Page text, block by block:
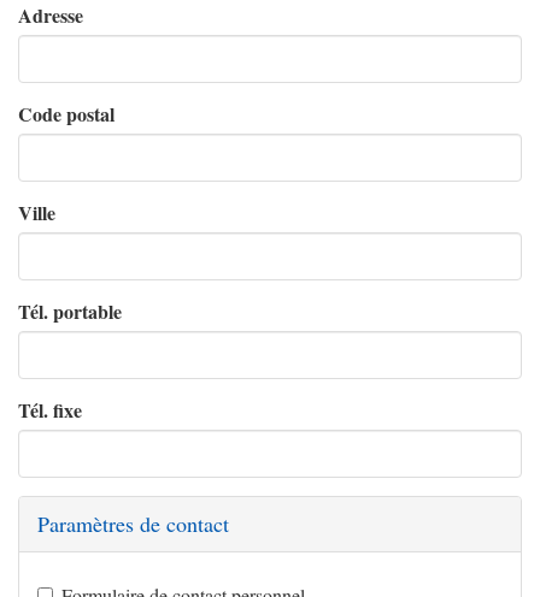
Adresse
Code postal
Ville
Tél. portable
Tél. fixe
Paramètres de contact